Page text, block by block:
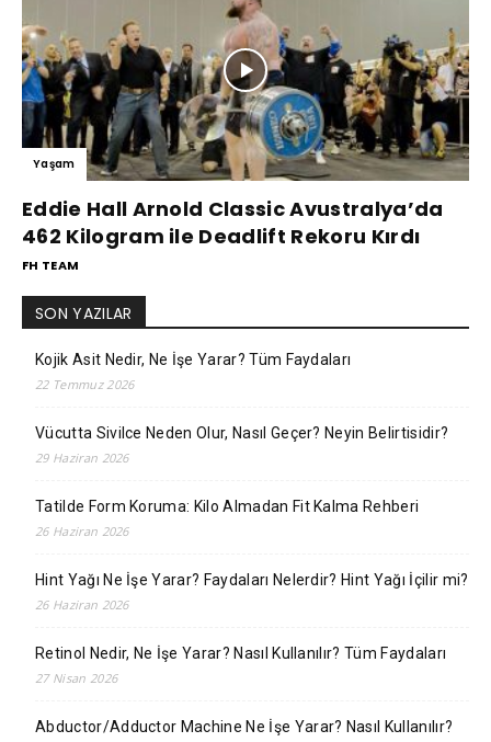
Yaşam
Eddie Hall Arnold Classic Avustralya’da
462 Kilogram ile Deadlift Rekoru Kırdı
FH TEAM
SON YAZILAR
Kojik Asit Nedir, Ne İşe Yarar? Tüm Faydaları
22 Temmuz 2026
Vücutta Sivilce Neden Olur, Nasıl Geçer? Neyin Belirtisidir?
29 Haziran 2026
Tatilde Form Koruma: Kilo Almadan Fit Kalma Rehberi
26 Haziran 2026
Hint Yağı Ne İşe Yarar? Faydaları Nelerdir? Hint Yağı İçilir mi?
26 Haziran 2026
Retinol Nedir, Ne İşe Yarar? Nasıl Kullanılır? Tüm Faydaları
27 Nisan 2026
Abductor/Adductor Machine Ne İşe Yarar? Nasıl Kullanılır?